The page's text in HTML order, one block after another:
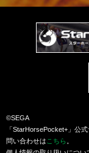
©SEGA
「StarHorsePocket+」公
問い合わせは こちら 。